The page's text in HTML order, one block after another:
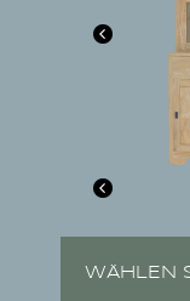
WÄHLEN